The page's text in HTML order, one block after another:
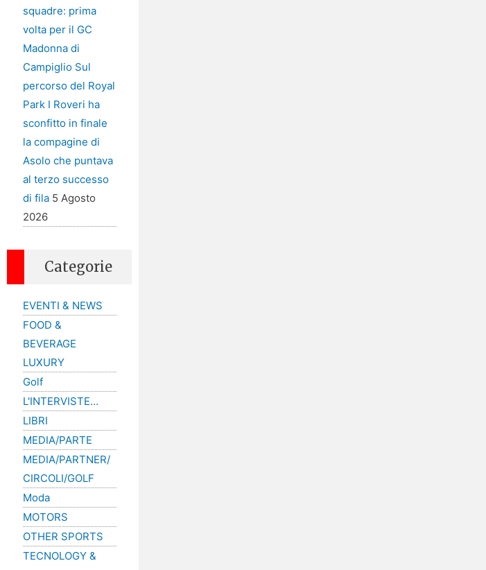
squadre: prima
volta per il GC
Madonna di
Campiglio Sul
percorso del Royal
Park I Roveri ha
sconfitto in finale
la compagine di
Asolo che puntava
al terzo successo
di fila 5 Agosto
2026
Categorie
EVENTI & NEWS
FOOD &
BEVERAGE
LUXURY
Golf
L'INTERVISTE…
LIBRI
MEDIA/PARTE
MEDIA/PARTNER/
CIRCOLI/GOLF
Moda
MOTORS
OTHER SPORTS
TECNOLOGY &